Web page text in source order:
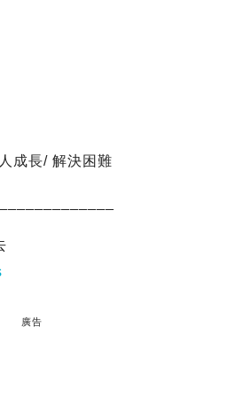
成長/ 解決困難
廣告